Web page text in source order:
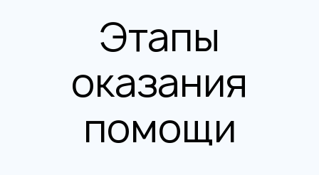
Этапы
оказания
помощи